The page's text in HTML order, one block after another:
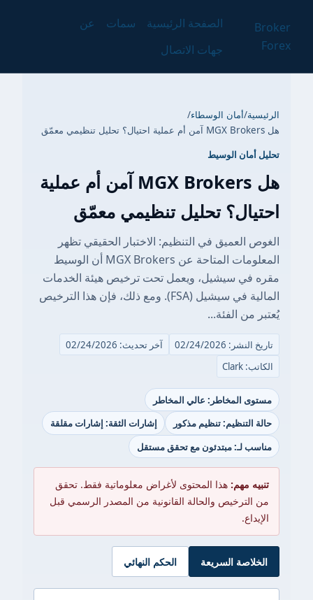
Broker
Forex
الصفحة الرئيسية سمات
عن
جهات الاتصال
الرئيسية/أمان الوسطاء/
هل MGX Brokers آمن أم عملية احتيال؟ تحليل تنظيمي معمّق
تحليل أمان الوسيط
هل MGX Brokers آمن أم عملية
احتيال؟ تحليل تنظيمي معمّق
الغوص العميق في التنظيم: الاختبار الحقيقي تظهر
المعلومات المتاحة عن MGX Brokers أن الوسيط
مقره في سيشيل، ويعمل تحت ترخيص هيئة الخدمات
المالية في سيشيل (FSA). ومع ذلك، فإن هذا الترخيص
يُعتبر من الفئة...
تاريخ النشر: 02/24/2026
آخر تحديث: 02/24/2026
الكاتب: Clark
مستوى المخاطر: عالي المخاطر
حالة التنظيم: تنظيم مذكور
إشارات الثقة: إشارات مقلقة
مناسب لـ: مبتدئون مع تحقق مستقل
تنبيه مهم: هذا المحتوى لأغراض معلوماتية فقط. تحقق
من الترخيص والحالة القانونية من المصدر الرسمي قبل
الإيداع.
الخلاصة السريعة الحكم النهائي